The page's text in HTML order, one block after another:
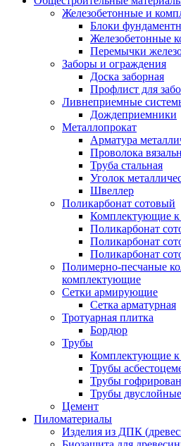
Железобетонные и
Блоки
Железобетонные
Перемычки
Заборы и ограждения
Доска заборная
Профлист для
Ливнеприемные
Дождеприемники
Металлопрокат
Арматура
Проволока
Труба стальная
Уголок
Швеллер
Поликарбонат сотовый
Комплектующие к
Поликарбонат
Поликарбонат
Поликарбонат
Полимерно-песчаные
комплектующие
Сетки армирующие
Сетка арматурная
Тротуарная плитка
Бордюр
Трубы
Комплектующие к
Трубы
Трубы
Трубы двуслойные
Цемент
Пиломатериалы
Изделия из ДПК